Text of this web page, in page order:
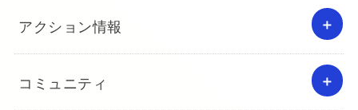
アクション情報
コミュニティ